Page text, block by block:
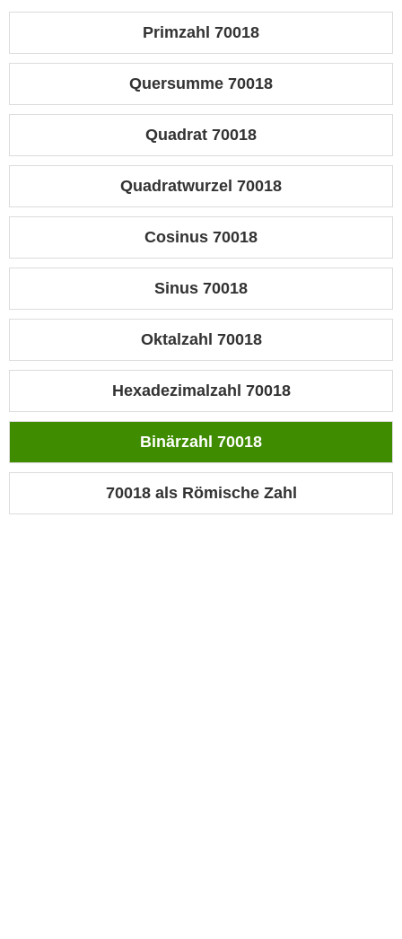
Primzahl 70018
Quersumme 70018
Quadrat 70018
Quadratwurzel 70018
Cosinus 70018
Sinus 70018
Oktalzahl 70018
Hexadezimalzahl 70018
Binärzahl 70018
70018 als Römische Zahl